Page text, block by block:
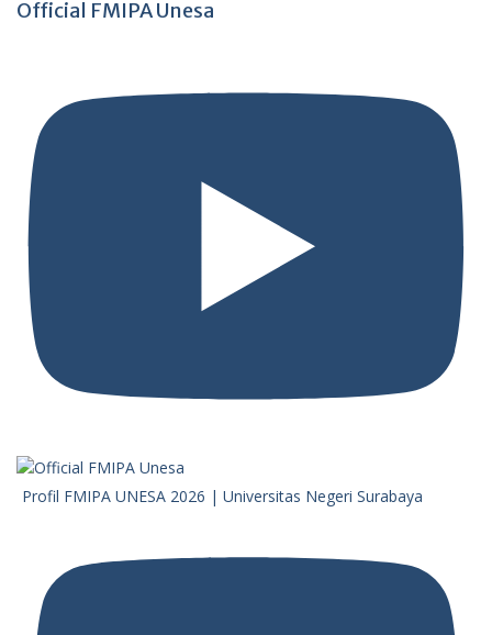
Official FMIPA Unesa
Profil FMIPA UNESA 2026 | Universitas Negeri Surabaya